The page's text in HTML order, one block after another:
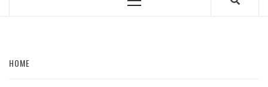
Primary
HOME